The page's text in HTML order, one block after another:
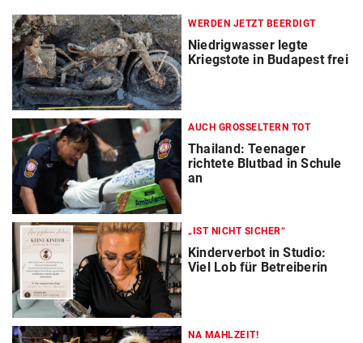
WERDEN JETZT BEERDIGT
Niedrigwasser legte
Kriegstote in Budapest frei
AUCH GROSSELTERN TOT
Thailand: Teenager
richtete Blutbad in Schule
an
„IST NICHT SICHER“
Kinderverbot in Studio:
Viel Lob für Betreiberin
NA MAHLZEIT!